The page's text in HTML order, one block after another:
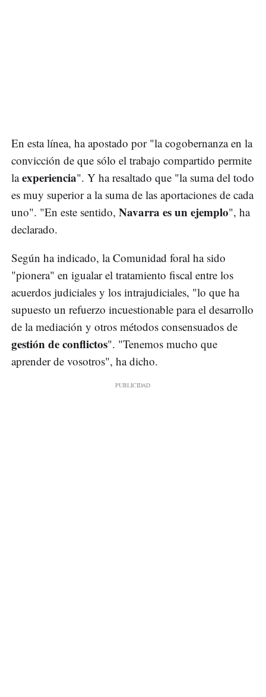
En esta línea, ha apostado por "la cogobernanza en la
convicción de que sólo el trabajo compartido permite
laexperiencia". Y ha resaltado que "la suma del todo
es muy superior a la suma de las aportaciones de cada
uno". "En este sentido, Navarra es un ejemplo", ha
declarado.
Según ha indicado, la Comunidad foral ha sido
"pionera" en igualar el tratamiento fiscal entre los
acuerdos judiciales y los intrajudiciales, "lo que ha
supuesto un refuerzo incuestionable para el desarrollo
de la mediación y otros métodos consensuados de
gestión de conflictos". "Tenemos mucho que
aprender de vosotros", ha dicho.